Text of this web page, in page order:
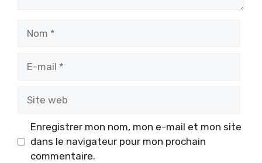
Enregistrer mon nom, mon e-mail et mon site
dans le navigateur pour mon prochain
commentaire.